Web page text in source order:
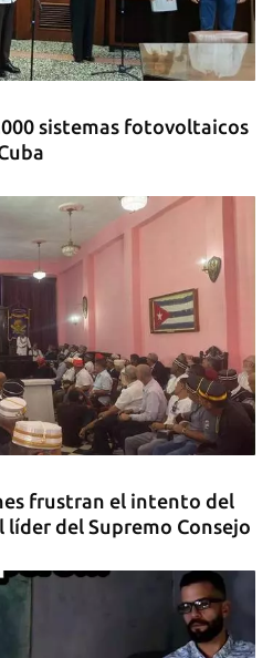
sistemas fotovoltaicos
frustran el intento del
del Supremo Consejo